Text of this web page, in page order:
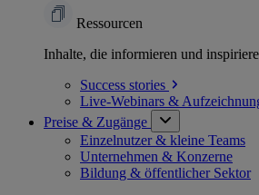
Ressourcen
Inhalte, die informieren und
Success stories
Live-Webinars &
Preise & Zugänge
Einzelnutzer & kleine Teams
Unternehmen & Konzerne
Bildung & öffentlicher Sektor